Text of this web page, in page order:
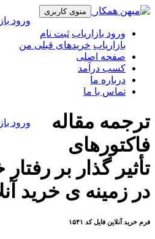
منوی کاربری
ورود
ورود بازاریاب ثبت نام
بازاریاب خریدهای قبلی من
صفحه اصلی
کسب درآمد
درباره ما
تماس با ما
ورود
ترجمه مقاله
فاکتورهای
تأثیر گذار بر
در زمینه ی خرید
فرم خرید آنلاین فایل کد ۱۵۴۱